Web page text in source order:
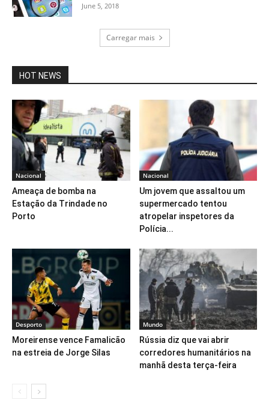
June 5, 2018
Carregar mais
HOT NEWS
Nacional
Ameaça de bomba na
Estação da Trindade no
Porto
Nacional
Um jovem que assaltou um
supermercado tentou
atropelar inspetores da
Polícia...
Desporto
Moreirense vence Famalicão
na estreia de Jorge Silas
Mundo
Rússia diz que vai abrir
corredores humanitários na
manhã desta terça-feira